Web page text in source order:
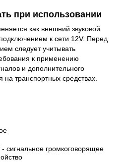
при использовании
как внешний звуковой
к сети 12V. Перед
следует учитывать
к применению
и дополнительного
на транспортных средствах.
сигнальное громкоговорящее